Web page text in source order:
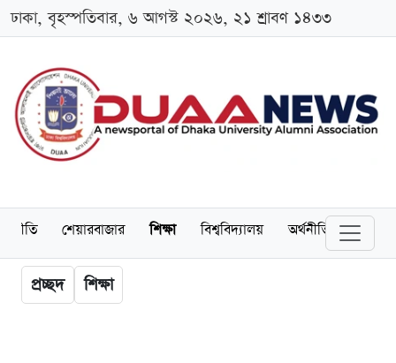
ঢাকা, বৃহস্পতিবার, ৬ আগস্ট ২০২৬, ২১ শ্রাবণ ১৪৩৩
শেয়ারবাজার শিক্ষা বিশ্ববিদ্যালয় অর্থনীতি
প্রচ্ছদ শিক্ষা